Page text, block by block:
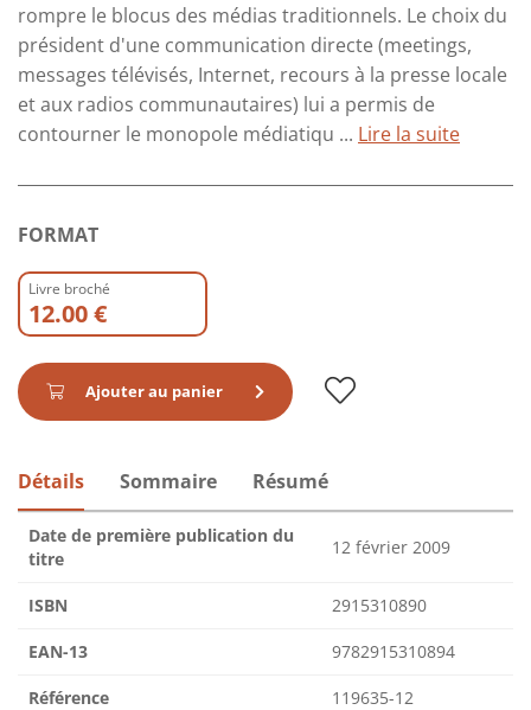
rompre le blocus des médias traditionnels. Le choix du
président d'une communication directe (meetings,
messages télévisés, Internet, recours à la presse locale
et aux radios communautaires) lui a permis de
contourner le monopole médiatiqu ... Lire la suite
FORMAT
Livre broché
12.00 €
Ajouter au panier
Détails Sommaire Résumé
Date de première publication du
titre
12 février 2009
ISBN 2915310890
EAN-13 9782915310894
Référence 119635-12